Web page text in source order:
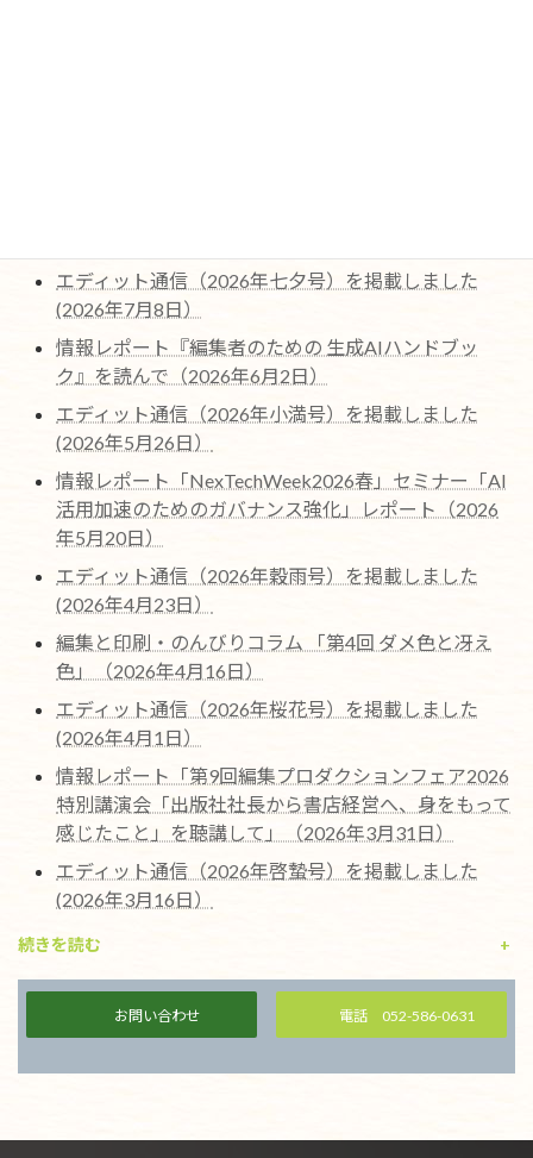
エディット通信（2026年七夕号）を掲載しました
(2026年7月8日）
情報レポート『編集者のための 生成AIハンドブッ
ク』を読んで（2026年6月2日）
エディット通信（2026年小満号）を掲載しました
(2026年5月26日）
情報レポート「NexTechWeek2026春」セミナー「AI
活用加速のためのガバナンス強化」レポート（2026
年5月20日）
エディット通信（2026年穀雨号）を掲載しました
(2026年4月23日）
編集と印刷・のんびりコラム 「第4回 ダメ色と冴え
色」（2026年4月16日）
エディット通信（2026年桜花号）を掲載しました
(2026年4月1日）
情報レポート「第9回編集プロダクションフェア2026
特別講演会「出版社社長から書店経営へ、身をもって
感じたこと」を聴講して」（2026年3月31日）
エディット通信（2026年啓蟄号）を掲載しました
(2026年3月16日）
続きを読む +
お問い合わせ 電話 052-586-0631